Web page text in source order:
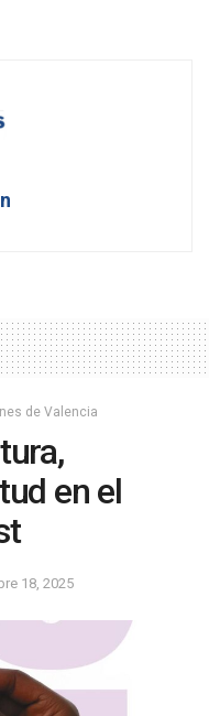
de Valencia
en el
18, 2025